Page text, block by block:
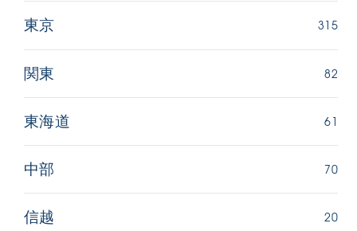
東京 315
関東 82
東海道 61
中部 70
信越 20